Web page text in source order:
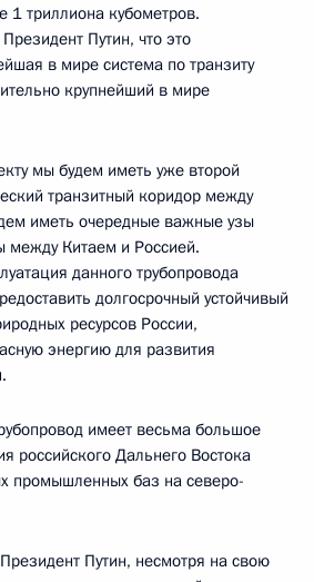
1 триллиона кубометров.
Путин, что это
в мире система по транзиту
крупнейший в мире
мы будем иметь уже второй
транзитный коридор между
иметь очередные важные узы
между Китаем и Россией.
данного трубопровода
долгосрочный устойчивый
ресурсов России,
энергию для развития
имеет весьма большое
российского Дальнего Востока
промышленных баз на северо-
Путин, несмотря на свою